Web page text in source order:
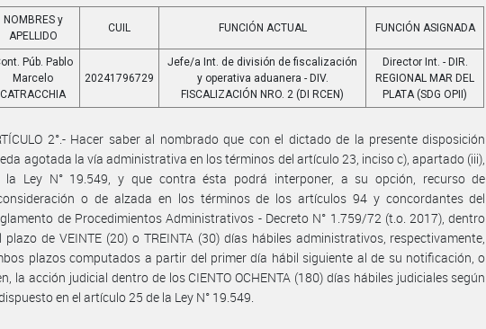
NOMBRES y
APELLIDO
CUIL FUNCIÓN ACTUAL FUNCIÓN ASIGNADA
Púb. Pablo
Marcelo
CATRACCHIA
20241796729
Jefe/a Int. de división de fiscalización
y operativa aduanera - DIV.
FISCALIZACIÓN NRO. 2 (DI RCEN)
Director Int. - DIR.
REGIONAL MAR DEL
PLATA (SDG OPII)
2°.- Hacer saber al nombrado que con el dictado de la presente disposición
agotada la vía administrativa en los términos del artículo 23, inciso c), apartado (iii),
la Ley N° 19.549, y que contra ésta podrá interponer, a su opción, recurso de
o de alzada en los términos de los artículos 94 y concordantes del
de Procedimientos Administrativos - Decreto N° 1.759/72 (t.o. 2017), dentro
plazo de VEINTE (20) o TREINTA (30) días hábiles administrativos, respectivamente,
plazos computados a partir del primer día hábil siguiente al de su notificación, o
la acción judicial dentro de los CIENTO OCHENTA (180) días hábiles judiciales según
en el artículo 25 de la Ley N° 19.549.